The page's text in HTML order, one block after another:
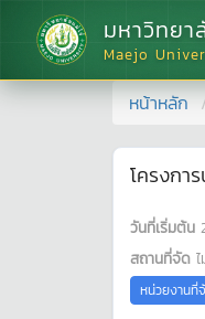
มหาวิทยา
Maejo
หน้าหลัก
โครงกา
วันที่เริ่มต้น
สถานที่จัด
หน่วยงานที่